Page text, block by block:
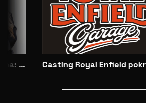
Casting Royal Enfield pokračuje: vybrané